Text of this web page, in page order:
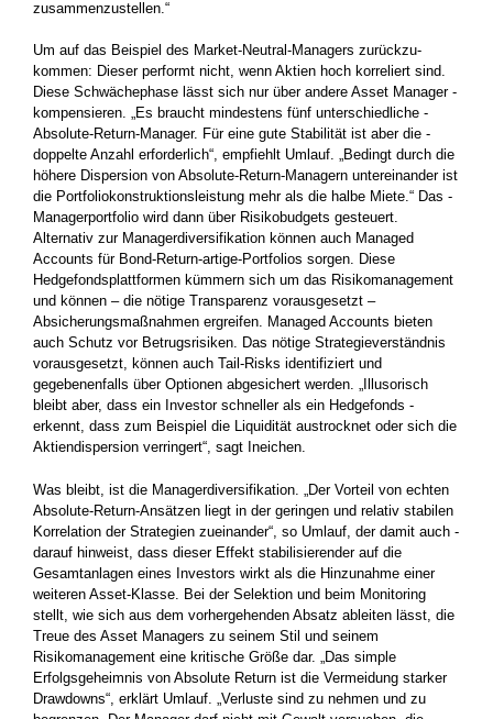
zusammenzustellen.“
Um auf das Beispiel des Market-Neutral-Managers zurückzu­
kommen: Dieser performt nicht, wenn Aktien hoch korreliert sind.
Diese Schwächephase lässt sich nur über andere Asset Manager ­
kompensieren. „Es braucht mindestens fünf unterschiedliche ­
Absolute-Return-Manager. Für eine gute Stabilität ist aber die ­
doppelte Anzahl erforderlich“, empfiehlt Umlauf. „Bedingt durch die
höhere ­Dispersion von Absolute-Return-Managern untereinander ist
die Portfoliokon­struktionsleistung mehr als die halbe Miete.“ Das ­
Managerportfolio wird dann über Risikobudgets gesteuert.
Alternativ zur Managerdiversifikation können auch Managed
Accounts für Bond-­Return-artige-Portfolios sorgen. Diese
Hedgefondsplattformen ­kümmern sich um das Risikomanagement
und können – die nötige Transparenz vorausgesetzt –
Absicherungsmaßnahmen ergreifen. Managed Accounts bieten
auch Schutz vor Betrugsrisiken. Das nötige ­Strategieverständnis
vorausgesetzt, können auch Tail-Risks identifiziert und
gegebenenfalls über Optionen abgesichert werden. „Illusorisch
bleibt aber, dass ein Investor schneller als ein Hedgefonds ­
erkennt, dass zum Beispiel die Liquidität austrocknet oder sich die
­Aktiendispersion verringert“, sagt Ineichen.
Was bleibt, ist die Managerdiversifikation. „Der Vorteil von echten
Absolute-Return-Ansätzen liegt in der geringen und relativ stabilen
Korrelation der Strategien ­zueinander“, so Umlauf, der damit auch ­
darauf hinweist, dass dieser Effekt stabilisierender auf die
Gesamt­anlagen eines Investors wirkt als die Hinzunahme einer
weiteren ­Asset-Klasse. Bei der Selektion und beim Monitoring
stellt, wie sich aus dem vorhergehenden Absatz ­ableiten lässt, die
Treue des Asset Managers zu seinem Stil und ­seinem
Risikomanagement eine ­kritische Größe dar. „Das simple
Erfolgsgeheimnis von Absolute ­Return ist die Vermeidung starker
Drawdowns“, erklärt Umlauf. ­„Verluste sind zu nehmen und zu